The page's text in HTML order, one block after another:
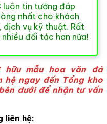
luôn tin tưởng đáp
nhất cho khách
dịch vụ kỹ thuật. Rất
đối tác hơn nữa!
hữu mẫu hoa văn đá
ngay đến Tổng kho
dưới để nhận tư vấn
liên hệ: